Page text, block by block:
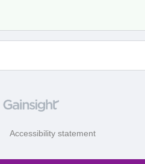
Accessibility statement